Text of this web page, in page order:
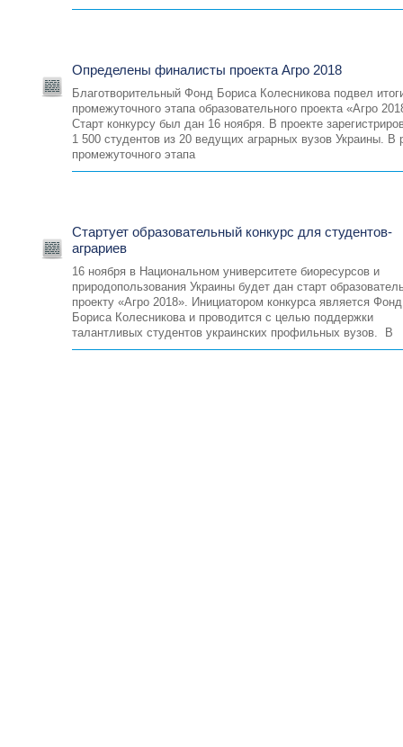
Определены финалисты проекта Агро 2018
Благотворительный Фонд Бориса Колесникова подвел
промежуточного этапа образовательного проекта «Агро
Старт конкурсу был дан 16 ноября. В проекте
1 500 студентов из 20 ведущих аграрных вузов Украины. В
промежуточного этапа
Стартует образовательный конкурс для студентов-
аграриев
16 ноября в Национальном университете биоресурсов и
природопользования Украины будет дан старт
проекту «Агро 2018». Инициатором конкурса является Фонд
Бориса Колесникова и проводится с целью поддержки
талантливых студентов украинских профильных вузов. В